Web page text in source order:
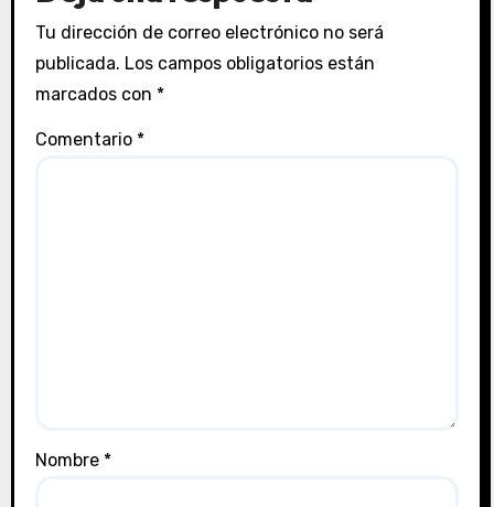
Tu dirección de correo electrónico no será
publicada. Los campos obligatorios están
marcados con *
Comentario *
Nombre *